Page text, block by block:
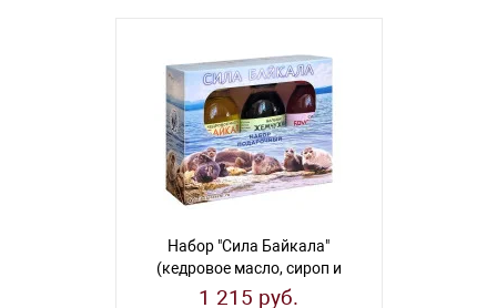
Набор "Сила Байкала"
(кедровое масло, сироп и
бальзам по 100 мл)
1 215 руб.